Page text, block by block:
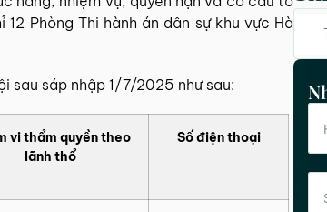
Phòng Thi hành án dân sự khu vực Hà
sau sáp nhập 1/7/2025 như sau:
vi thẩm quyền theo
lãnh thổ
Số điện thoại